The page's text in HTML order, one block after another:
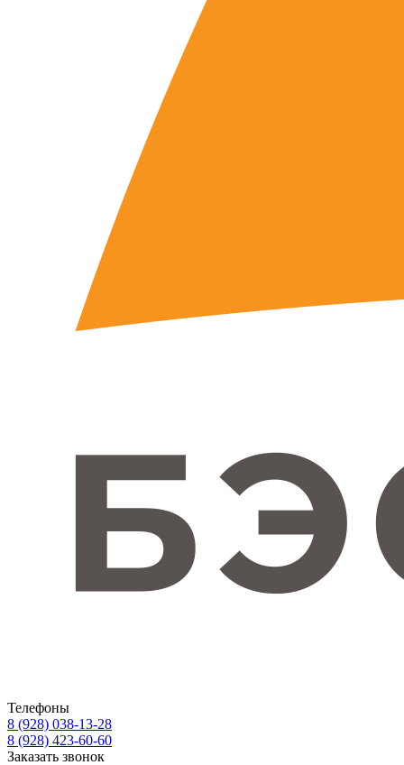
Телефоны
8 (928) 038-13-28
8 (928) 423-60-60
Заказать звонок